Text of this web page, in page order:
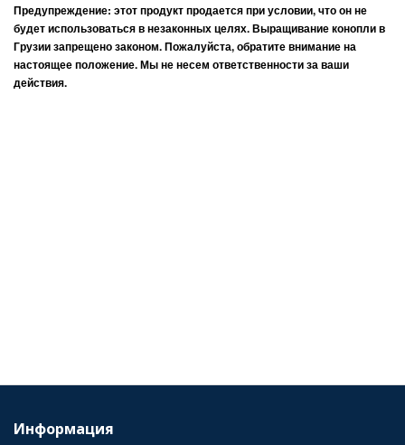
Предупреждение: этот продукт продается при условии, что он не
будет использоваться в незаконных целях. Выращивание конопли в
Грузии запрещено законом. Пожалуйста, обратите внимание на
настоящее положение. Мы не несем ответственности за ваши
действия.
Информация